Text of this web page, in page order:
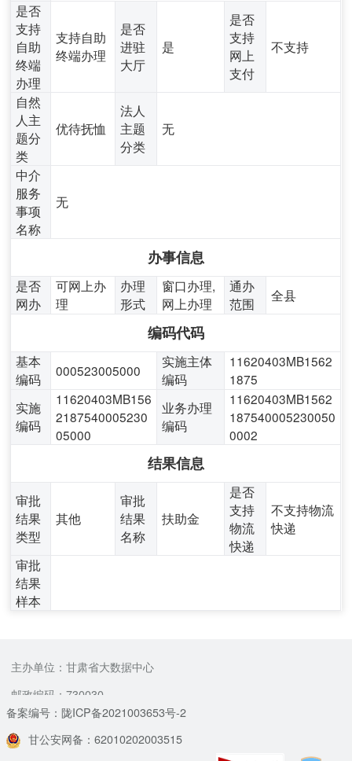
是否
支持
自助
终端
办理
支持自助
终端办理
是否
进驻
大厅
是
是否
支持
网上
支付
不支持
自然
人主
题分
类
优待抚恤
法人
主题
分类
无
中介
服务
事项
名称
无
办事信息
是否
网办
可网上办
理
办理
形式
窗口办理,
网上办理
通办
范围
全县
编码代码
基本
编码
000523005000
实施主体
编码
11620403MB1562
1875
实施
编码
11620403MB156
2187540005230
05000
业务办理
编码
11620403MB1562
187540005230050
0002
结果信息
审批
结果
类型
其他
审批
结果
名称
扶助金
是否
支持
物流
快递
不支持物流
快递
审批
结果
样本
主办单位：甘肃省大数据中心
邮政编码：730030
备案编号：陇ICP备2021003653号-2
甘公安网备：62010202003515